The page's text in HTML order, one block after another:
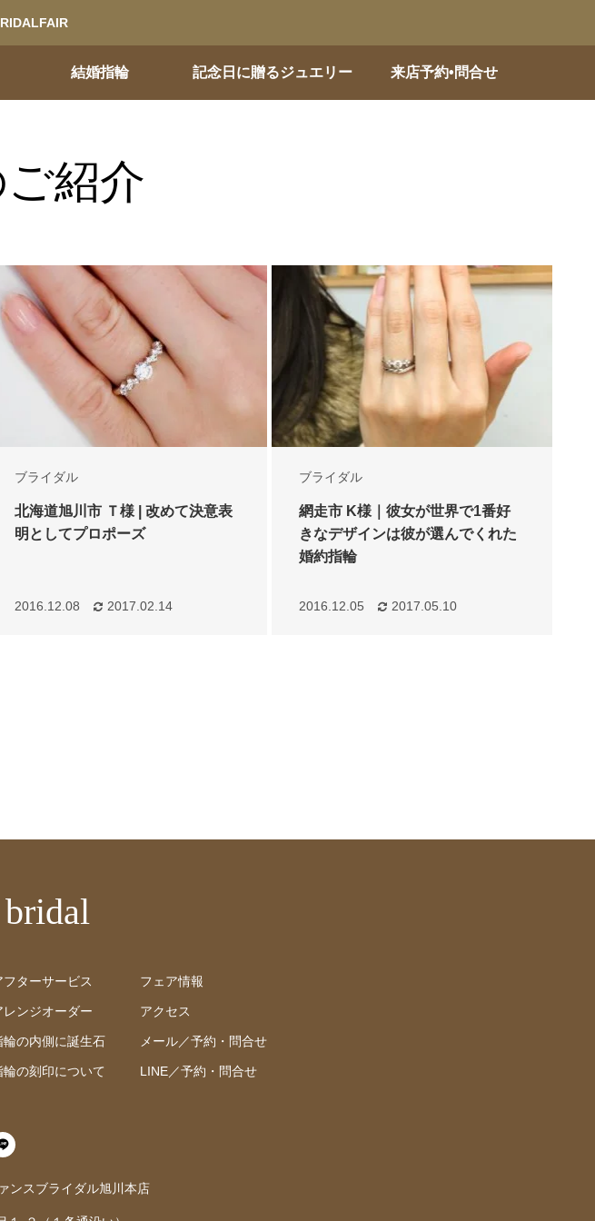
結婚指輪 記念日に贈るジュエリー 来店予約•問合せ
紹介
ブライダル
北海道旭川市 Ｔ様 | 改めて決意表
明としてプロポーズ
2016.12.08 2017.02.14
ブライダル
網走市 K様｜彼女が世界で1番好
きなデザインは彼が選んでくれた
婚約指輪
2016.12.05 2017.05.10
フターサービス
レンジオーダー
輪の内側に誕生石
輪の刻印について
フェア情報
アクセス
メール／予約・問合せ
LINE／予約・問合せ
ンスブライダル旭川本店